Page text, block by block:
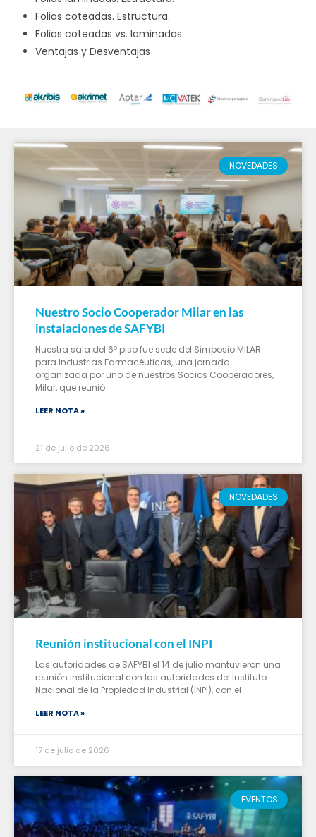
Folias coteadas. Estructura.
Folias coteadas vs. laminadas.
Ventajas y Desventajas
NOVEDADES
Nuestro Socio Cooperador Milar en las
instalaciones de SAFYBI
Nuestra sala del 6º piso fue sede del Simposio MILAR
para Industrias Farmacéuticas, una jornada
organizada por uno de nuestros Socios Cooperadores,
Milar, que reunió
LEER NOTA »
21 de julio de 2026
NOVEDADES
Reunión institucional con el INPI
Las autoridades de SAFYBI el 14 de julio mantuvieron una
reunión institucional con las autoridades del Instituto
Nacional de la Propiedad Industrial (INPI), con el
LEER NOTA »
17 de julio de 2026
EVENTOS